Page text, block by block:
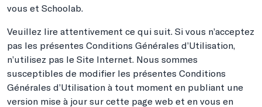
vous et Schoolab.
Veuillez lire attentivement ce qui suit. Si vous n’acceptez
pas les présentes Conditions Générales d’Utilisation,
n’utilisez pas le Site Internet. Nous sommes
susceptibles de modifier les présentes Conditions
Générales d’Utilisation à tout moment en publiant une
version mise à jour sur cette page web et en vous en